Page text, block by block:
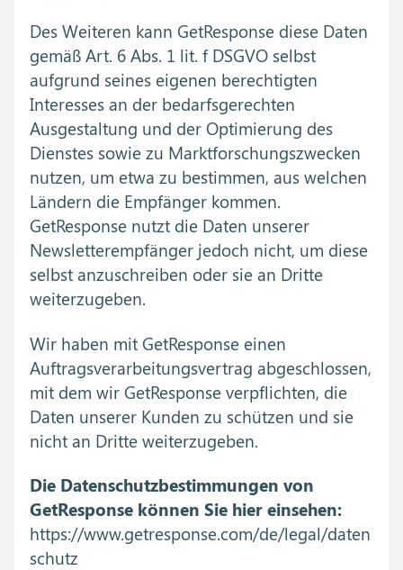
Des Weiteren kann GetResponse diese Daten
gemäß Art. 6 Abs. 1 lit. f DSGVO selbst
aufgrund seines eigenen berechtigten
Interesses an der bedarfsgerechten
Ausgestaltung und der Optimierung des
Dienstes sowie zu Marktforschungszwecken
nutzen, um etwa zu bestimmen, aus welchen
Ländern die Empfänger kommen.
GetResponse nutzt die Daten unserer
Newsletterempfänger jedoch nicht, um diese
selbst anzuschreiben oder sie an Dritte
weiterzugeben.
Wir haben mit GetResponse einen
Auftragsverarbeitungsvertrag abgeschlossen,
mit dem wir GetResponse verpflichten, die
Daten unserer Kunden zu schützen und sie
nicht an Dritte weiterzugeben.
Die Datenschutzbestimmungen von
GetResponse können Sie hier einsehen:
https://www.getresponse.com/de/legal/daten
schutz